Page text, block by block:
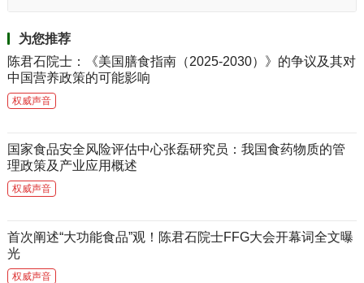
为您推荐
陈君石院士：《美国膳食指南（2025-2030）》的争议及其对
中国营养政策的可能影响
权威声音
国家食品安全风险评估中心张磊研究员：我国食药物质的管
理政策及产业应用概述
权威声音
首次阐述“大功能食品”观！陈君石院士FFG大会开幕词全文曝
光
权威声音